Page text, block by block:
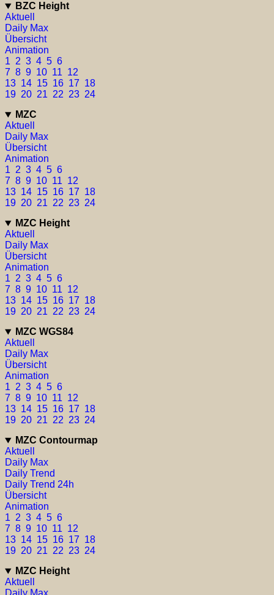
BZC Height
Aktuell
Daily Max
Übersicht
Animation
1 2 3 4 5 6
7 8 9 10 11 12
13 14 15 16 17 18
19 20 21 22 23 24
MZC
Aktuell
Daily Max
Übersicht
Animation
1 2 3 4 5 6
7 8 9 10 11 12
13 14 15 16 17 18
19 20 21 22 23 24
MZC Height
Aktuell
Daily Max
Übersicht
Animation
1 2 3 4 5 6
7 8 9 10 11 12
13 14 15 16 17 18
19 20 21 22 23 24
MZC WGS84
Aktuell
Daily Max
Übersicht
Animation
1 2 3 4 5 6
7 8 9 10 11 12
13 14 15 16 17 18
19 20 21 22 23 24
MZC Contourmap
Aktuell
Daily Max
Daily Trend
Daily Trend 24h
Übersicht
Animation
1 2 3 4 5 6
7 8 9 10 11 12
13 14 15 16 17 18
19 20 21 22 23 24
MZC Height
Aktuell